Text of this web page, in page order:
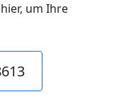
um Ihre